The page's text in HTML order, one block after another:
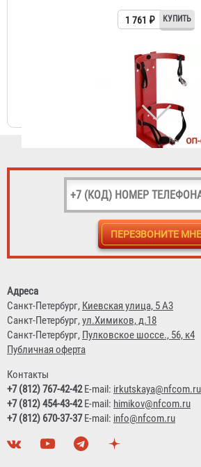
Кронштейн транспортный КТР-6
d130-160)
1 761 ₽
Кронштейн транспортный КТР-4/5
1 557 ₽
Адреса
Санкт-Петербург, Киевская улица, 5 А3
Санкт-Петербург,ул.Химиков, д.18
Санкт-Петербург, Пулковское шоссе., 56, к4
Публичная оферта
Контакты
+7 (812) 767-42-42E-mail: irkutskaya@nfcom.ru
+7 (812) 454-43-42E-mail: himikov@nfcom.ru
+7 (812) 670-37-37E-mail: info@nfcom.ru